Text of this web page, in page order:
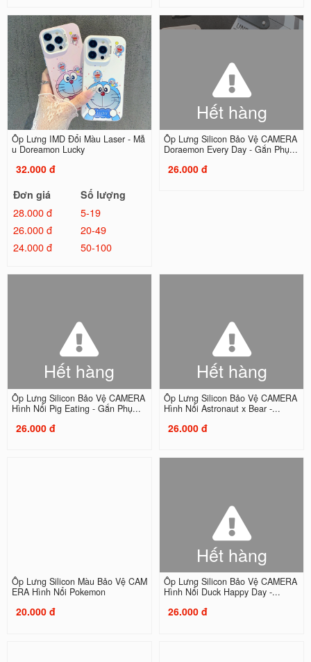
Ốp Lưng IMD Đổi Màu Laser - Mẫ
u Doreamon Lucky
32.000 đ
Đơn giá
Số lượng
28.000 đ
5-19
26.000 đ
20-49
24.000 đ
50-100
Hết hàng
Ốp Lưng Silicon Bảo Vệ CAMERA
Doraemon Every Day - Gắn Phụ...
26.000 đ
Hết hàng
Ốp Lưng Silicon Bảo Vệ CAMERA
Hình Nổi Pig Eating - Gắn Phụ...
26.000 đ
Hết hàng
Ốp Lưng Silicon Bảo Vệ CAMERA
Hình Nổi Astronaut x Bear -...
26.000 đ
Ốp Lưng Silicon Màu Bảo Vệ CAM
ERA Hình Nổi Pokemon
20.000 đ
Hết hàng
Ốp Lưng Silicon Bảo Vệ CAMERA
Hình Nổi Duck Happy Day -...
26.000 đ